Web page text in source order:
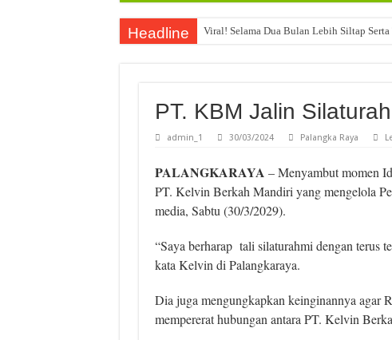
Headline Viral! Selama Dua Bulan Lebih Siltap
PT. KBM Jalin
admin_1 30/03/2024 Palangka Raya
PALANGKARAYA – Menyambut momen
PT. Kelvin Berkah Mandiri yang mengelola
media, Sabtu (30/3/2029).
“Saya berharap tali silaturahmi dengan terus
kata Kelvin di Palangkaraya.
Dia juga mengungkapkan keinginannya agar
mempererat hubungan antara PT. Kelvin